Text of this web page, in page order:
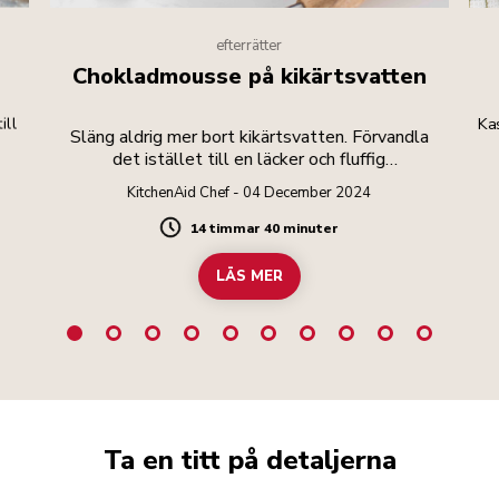
efterrätter
Chokladmousse på kikärtsvatten
Släng aldrig mer bort kikärtsvatten. Förvandla
det istället till en läcker och fluffig
chokladmousse.
KitchenAid Chef - 04 December 2024
Duration
14 timmar 40 minuter
LÄS MER
Ta en titt på detaljerna